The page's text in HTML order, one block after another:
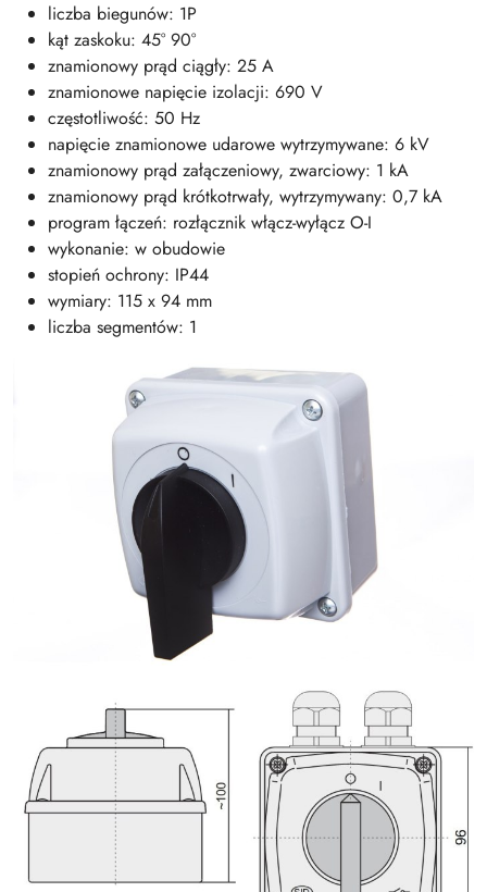
liczba biegunów: 1P
kąt zaskoku: 45° 90°
znamionowy prąd ciągły: 25 A
znamionowe napięcie izolacji: 690 V
częstotliwość: 50 Hz
napięcie znamionowe udarowe wytrzymywane: 6 kV
znamionowy prąd załączeniowy, zwarciowy: 1 kA
znamionowy prąd krótkotrwały, wytrzymywany: 0,7 kA
program łączeń: rozłącznik włącz-wyłącz O-I
wykonanie: w obudowie
stopień ochrony: IP44
wymiary: 115 x 94 mm
liczba segmentów: 1